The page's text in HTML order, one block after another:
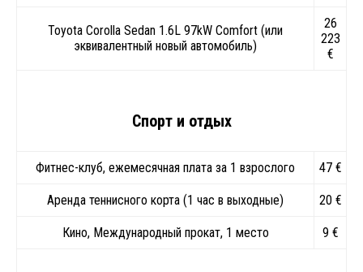
Toyota Corolla Sedan 1.6L 97kW Comfort (или
эквивалентный новый автомобиль)
26
223
€
Спорт и отдых
Фитнес-клуб, ежемесячная плата за 1 взрослого 47 €
Аренда теннисного корта (1 час в выходные) 20 €
Кино, Международный прокат, 1 место 9 €